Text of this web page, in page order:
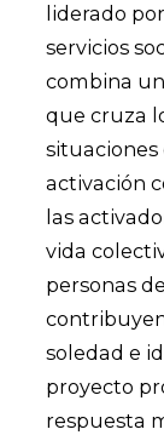
liderado
servicios
combina
que cruza
situaciones
activación
las
vida
personas
soledad e
proyecto
respuesta